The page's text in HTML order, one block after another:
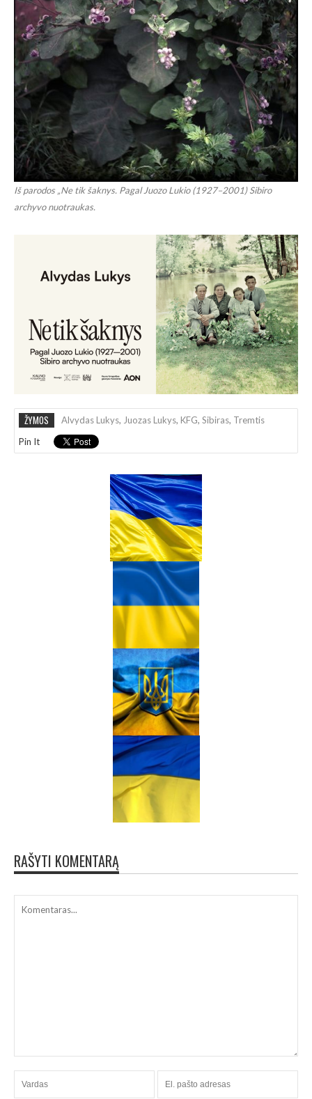
Iš parodos „Ne tik šaknys. Pagal Juozo Lukio (1927–2001) Sibiro
archyvo nuotraukas.
ŽYMOS Alvydas Lukys, Juozas Lukys, KFG, Sibiras, Tremtis
Pin It
RAŠYTI KOMENTARĄ